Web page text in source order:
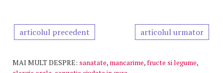
articolul precedent articolul urmator
MAI MULT DESPRE: sanatate, mancarime,fructe si legume,